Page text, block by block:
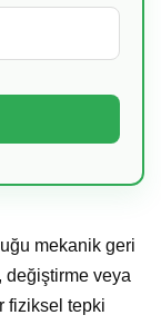
mekanik geri
değiştirme veya
fiziksel tepki